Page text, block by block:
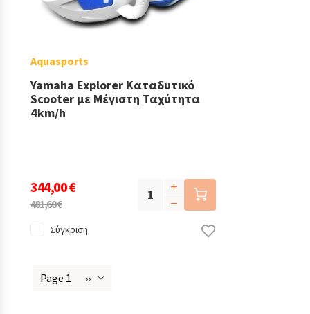
Aquasports
Yamaha Explorer Καταδυτικό
Scooter με Μέγιστη Ταχύτητα
4km/h
344,00 €
481,60 €
Σύγκριση
Page 1
Next
››